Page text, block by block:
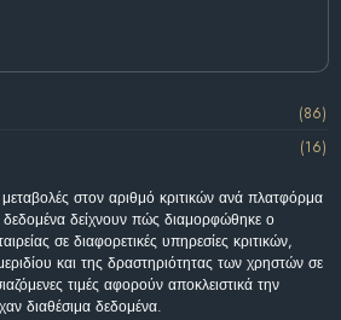
(86)
(16)
στον αριθμό κριτικών ανά πλατφόρμα
δεδομένα δείχνουν πώς διαμορφώθηκε ο
σε διαφορετικές υπηρεσίες κριτικών,
και της δραστηριότητας των χρηστών σε
τιμές αφορούν αποκλειστικά την
διαθέσιμα δεδομένα.